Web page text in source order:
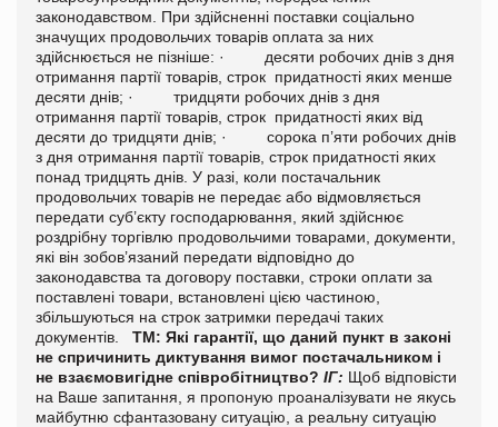
законодавством.
При здійсненні поставки соціально
значущих продовольчих товарів оплата за них
здійснюється не пізніше: · десяти робочих днів з дня
отримання партії товарів, строк придатності яких менше
десяти днів; · тридцяти робочих днів з дня
отримання партії товарів, строк придатності яких від
десяти до тридцяти днів; · сорока п’яти робочих днів
з дня отримання партії товарів, строк придатності яких
понад тридцять днів. У разі, коли постачальник
продовольчих товарів не передає або відмовляється
передати суб’єкту господарювання, який здійснює
роздрібну торгівлю продовольчими товарами, документи,
які він зобов’язаний передати відповідно до
законодавства та договору поставки, строки оплати за
поставлені товари, встановлені цією частиною,
збільшуються на строк затримки передачі таких
документів.
ТМ: Які гарантії, що даний пункт в законі
не спричинить диктування вимог постачальником і
не взаємовигідне співробітництво? ІГ: Щоб відповісти
на Ваше запитання, я пропоную проаналізувати не якусь
майбутню сфантазовану ситуацію, а реальну ситуацію